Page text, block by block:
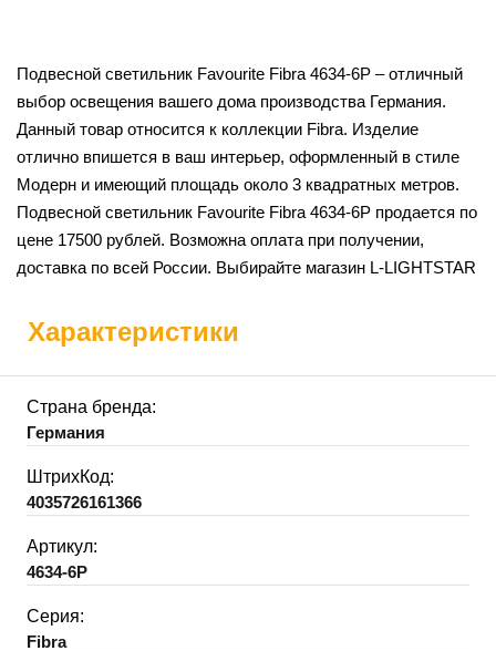
Подвесной светильник Favourite Fibra 4634-6P – отличный
выбор освещения вашего дома производства Германия.
Данный товар относится к коллекции Fibra. Изделие
отлично впишется в ваш интерьер, оформленный в стиле
Модерн и имеющий площадь около 3 квадратных метров.
Подвесной светильник Favourite Fibra 4634-6P продается по
цене 17500 рублей. Возможна оплата при получении,
доставка по всей России. Выбирайте магазин L-LIGHTSTAR
Характеристики
Страна бренда:
Германия
ШтрихКод:
4035726161366
Артикул:
4634-6P
Серия:
Fibra